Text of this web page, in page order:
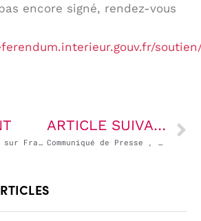
encore signé, rendez-vous
Emmanuel Maurel sur France Info : tout le monde va perdre avec la nouvelle réforme des retraites et c’est inédit !
ARTICLE SUIVANT
Communiqué de Presse , 1 million de signataires pour 1 référendum